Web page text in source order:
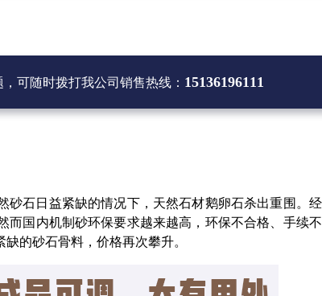
可随时拨打我公司销售热线： 15136196111
石日益紧缺的情况下，天然石材鹅卵石杀出重围。
国内机制砂环保要求越来越高，环保不合格、手续
的砂石骨料，价格再次攀升。